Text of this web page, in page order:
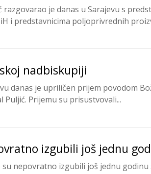
je danas u Sarajevu s
i predstavnicima poljoprivrednih
nadbiskupiji
danas je upriličen prijem povodom
Prijemu su prisustvovali...
izgubili još jednu
nepovratno izgubili još jednu godinu